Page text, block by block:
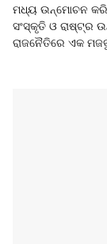
ମଧ୍ୟ ଉନ୍ମୋଚନ
ସଂସ୍କୃତି ଓ ରାଷ୍ଟ୍ର
ରାଜନୈତିରେ ଏକ